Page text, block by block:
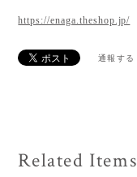
https://enaga.theshop.jp/
通報する
Related Items